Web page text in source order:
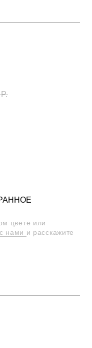
цвете или
нами и расскажите